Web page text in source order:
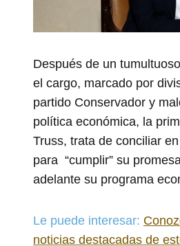
Después de un
el cargo, marcado por
partido Conservador y
política económica, la
Truss, trata de conciliar
para “cumplir” su
adelante su programa
Le puede interesar:
noticias destacadas de